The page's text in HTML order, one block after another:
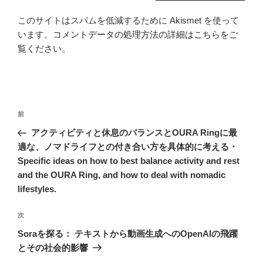
このサイトはスパムを低減するために Akismet を使って
います。
コメントデータの処理方法の詳細はこちらをご
覧ください。
投
ナ
ビ
ゲ
ー
ョ
ン
前
の
投
稿
前
アクティビティと休息のバランスとOURA Ringに最
適な、ノマドライフとの付き合い方を具体的に考える・
Specific ideas on how to best balance activity and rest
and the OURA Ring, and how to deal with nomadic
lifestyles.
次
の
投
次
Soraを探る： テキストから動画生成へのOpenAIの飛躍
とその社会的影響